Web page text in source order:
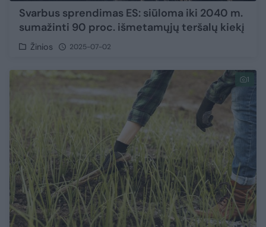
Svarbus sprendimas ES: siūloma iki 2040 m.
sumažinti 90 proc. išmetamųjų teršalų kiekį
Žinios 2025-07-02
1